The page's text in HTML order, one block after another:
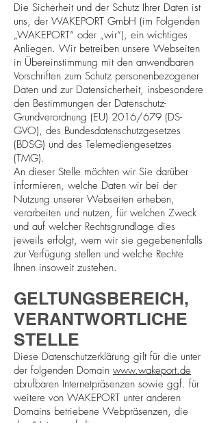
Die Sicherheit und der Schutz Ihrer Daten ist
uns, der WAKEPORT GmbH (im Folgenden
„WAKEPORT“ oder „wir“), ein wichtiges
Anliegen. Wir betreiben unsere Webseiten
in Übereinstimmung mit den anwendbaren
Vorschriften zum Schutz personenbezogener
Daten und zur Datensicherheit, insbesondere
den Bestimmungen der Datenschutz-
Grundverordnung (EU) 2016/679 (DS-
GVO), des Bundesdatenschutzgesetzes
(BDSG) und des Telemediengesetzes
(TMG).
An dieser Stelle möchten wir Sie darüber
informieren, welche Daten wir bei der
Nutzung unserer Webseiten erheben,
verarbeiten und nutzen, für welchen Zweck
und auf welcher Rechtsgrundlage dies
jeweils erfolgt, wem wir sie gegebenenfalls
zur Verfügung stellen und welche Rechte
Ihnen insoweit zustehen.
GELTUNGSBEREICH,
VERANTWORTLICHE
STELLE
Diese Datenschutzerklärung gilt für die unter
der folgenden Domain www.wakeport.de
abrufbaren Internetpräsenzen sowie ggf. für
weitere von WAKEPORT unter anderen
Domains betriebene Webpräsenzen, die